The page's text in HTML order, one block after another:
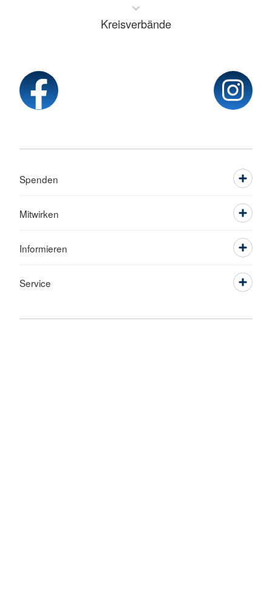
Kreisverbände
Spenden
Mitwirken
Informieren
Service